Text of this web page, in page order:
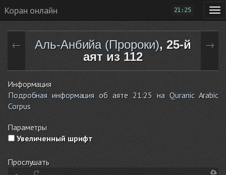
Коран онлайн 21:25
← Аль-Анбийа (Пророки), 25-й
аят из 112
→
Информация
Подробная информация об аяте 21:25 на Quranic Arabic
Corpus
Параметры
Увеличенный шрифт
Прослушать